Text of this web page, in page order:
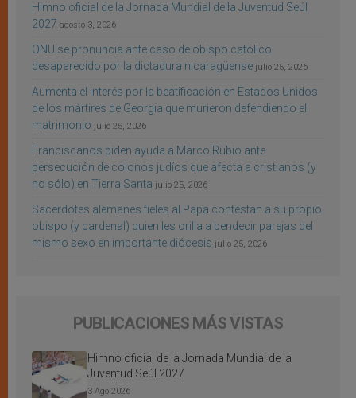
Himno oficial de la Jornada Mundial de la Juventud Seúl
2027 agosto 3, 2026
ONU se pronuncia ante caso de obispo católico
desaparecido por la dictadura nicaragüense julio 25, 2026
Aumenta el interés por la beatificación en Estados Unidos
de los mártires de Georgia que murieron defendiendo el
matrimonio julio 25, 2026
Franciscanos piden ayuda a Marco Rubio ante
persecución de colonos judíos que afecta a cristianos (y
no sólo) en Tierra Santa julio 25, 2026
Sacerdotes alemanes fieles al Papa contestan a su propio
obispo (y cardenal) quien les orilla a bendecir parejas del
mismo sexo en importante diócesis julio 25, 2026
PUBLICACIONES MÁS VISTAS
Himno oficial de la Jornada Mundial de la
Juventud Seúl 2027
3 Ago 2026